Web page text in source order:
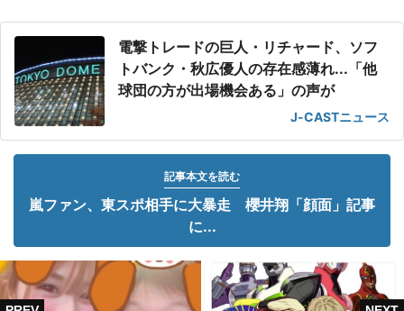
電撃トレードの巨人・リチャード、ソフ
トバンク・秋広優人の存在感薄れ...「他
球団の方が出場機会ある」の声が
J-CASTニュース
記事本文を読む
嵐ファン、東スポ相手に大暴走 櫻井翔「顔面」記事
に...